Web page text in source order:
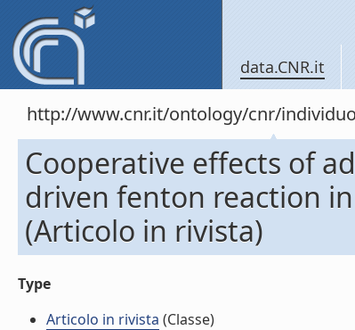
data.CNR.it
http://www.cnr.it/ontology/cnr/
Cooperative effects of
driven fenton reaction
(Articolo in rivista)
Type
Articolo in rivista (Classe)